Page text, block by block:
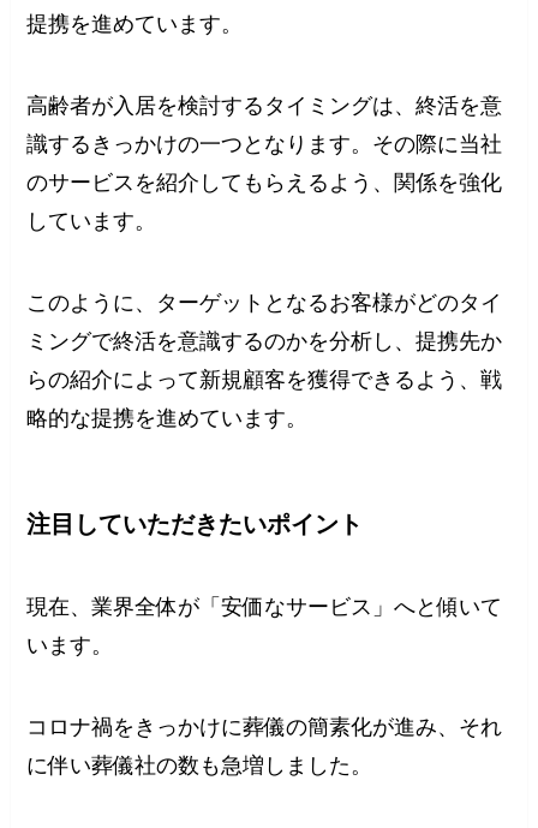
提携を進めています。
高齢者が入居を検討するタイミングは、終活を意
識するきっかけの一つとなります。その際に当社
のサービスを紹介してもらえるよう、関係を強化
しています。
このように、ターゲットとなるお客様がどのタイ
ミングで終活を意識するのかを分析し、提携先か
らの紹介によって新規顧客を獲得できるよう、戦
略的な提携を進めています。
注目していただきたいポイント
現在、業界全体が「安価なサービス」へと傾いて
います。
コロナ禍をきっかけに葬儀の簡素化が進み、それ
に伴い葬儀社の数も急増しました。